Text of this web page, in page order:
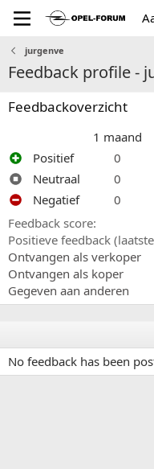
jurgenve
Feedback profile -
Feedbackoverzicht
1 maand
Positief
0
Neutraal
0
Negatief
0
Feedback score
Positieve feedback
Ontvangen als verkoper
Ontvangen als koper
Gegeven aan anderen
No feedback has been